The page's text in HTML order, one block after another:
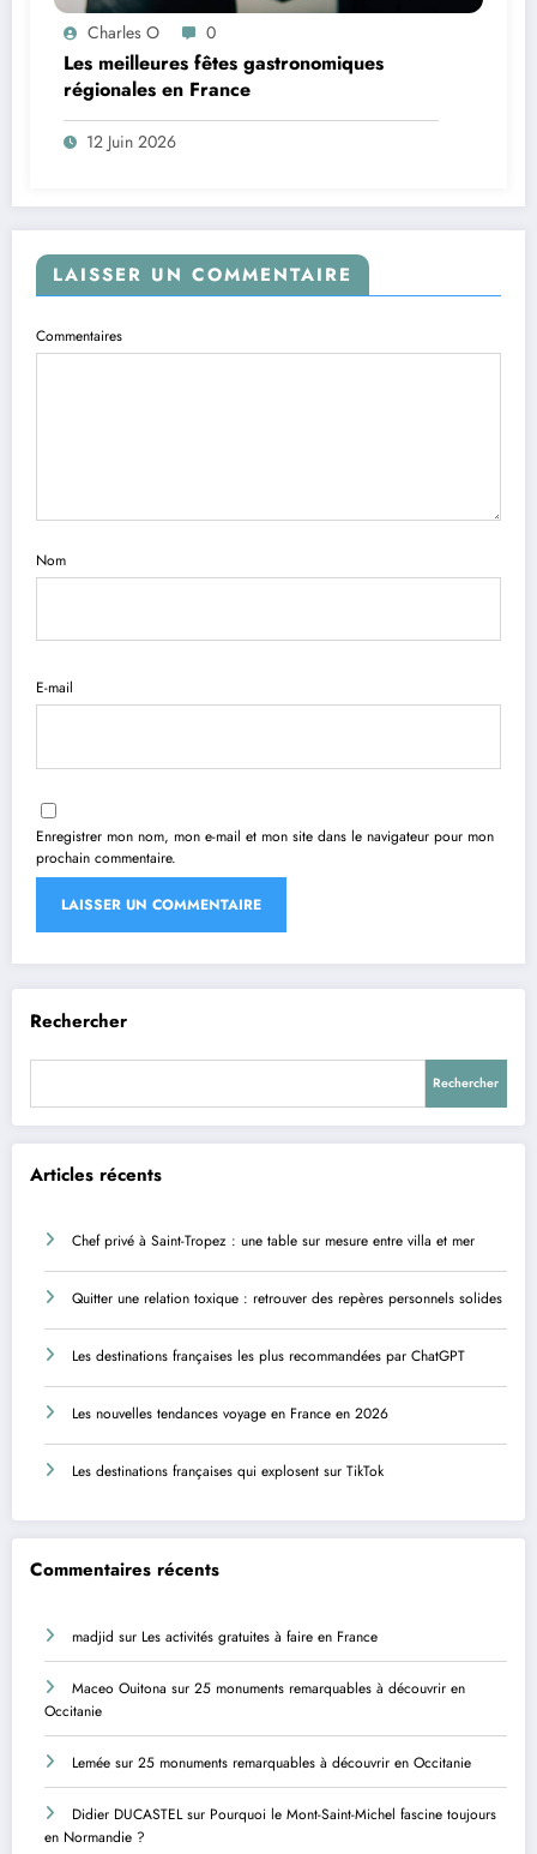
Charles O 0
Les meilleures fêtes gastronomiques
régionales en France
12 Juin 2026
LAISSER UN COMMENTAIRE
Commentaires
Nom
E-mail
Enregistrer mon nom, mon e-mail et mon site dans le navigateur pour mon
prochain commentaire.
Rechercher
Rechercher
Articles récents
Chef privé à Saint-Tropez : une table sur mesure entre villa et mer
Quitter une relation toxique : retrouver des repères personnels solides
Les destinations françaises les plus recommandées par ChatGPT
Les nouvelles tendances voyage en France en 2026
Les destinations françaises qui explosent sur TikTok
Commentaires récents
madjid sur Les activités gratuites à faire en France
Maceo Ouitona sur 25 monuments remarquables à découvrir en
Occitanie
Lemée sur 25 monuments remarquables à découvrir en Occitanie
Didier DUCASTELsur Pourquoi le Mont-Saint-Michel fascine toujours
en Normandie ?